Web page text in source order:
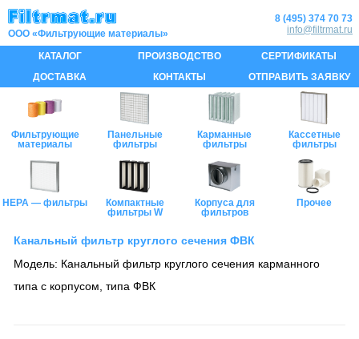
8 (495) 374 70 73
info@filtrmat.ru
КАТАЛОГ ПРОИЗВОДСТВО
СЕРТИФИКАТЫ
ДОСТАВКА
КОНТАКТЫ ОТПРАВИТЬ ЗАЯВКУ
Фильтрующие
материалы
Панельные
фильтры
Карманные
фильтры
Кассетные
фильтры
HEPA — фильтры
Компактные
фильтры W
Корпуса для
фильтров
Прочее
Канальный фильтр круглого сечения ФВК
Модель: Канальный фильтр круглого сечения карманного
типа с корпусом, типа ФВК